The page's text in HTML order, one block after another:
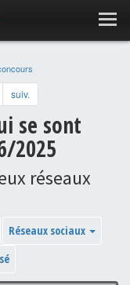
suiv.
se sont
2025
réseaux
Réseaux sociaux